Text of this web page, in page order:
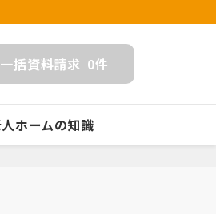
一括資料請求 0件
ホームの知識